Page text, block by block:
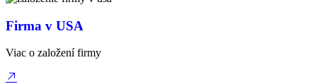
Firma v USA
Viac o založení firmy